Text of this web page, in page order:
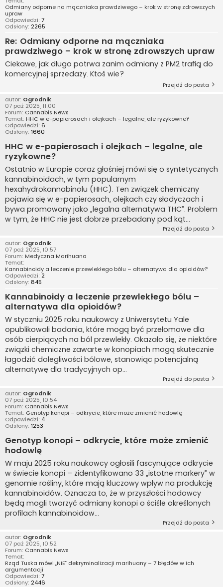
Odmiany odporne na mączniaka prawdziwego – krok w stronę zdrowszych
upraw
Odpowiedzi: 7
Odsłony: 2265
Re: Odmiany odporne na mączniaka
prawdziwego – krok w stronę zdrowszych upraw
Ciekawe, jak długo potrwa zanim odmiany z PM2 trafią do
komercyjnej sprzedaży. Ktoś wie?
Przejdź do posta
autor: Ogrodnik
07 paź 2025, 11:00
Forum: Cannabis News
Temat: HHC w e-papierosach i olejkach – legalne, ale ryzykowne?
Odpowiedzi: 6
Odsłony: 1660
HHC w e-papierosach i olejkach – legalne, ale
ryzykowne?
Ostatnio w Europie coraz głośniej mówi się o syntetycznych
kannabinoidach, w tym popularnym
hexahydrokannabinolu (HHC). Ten związek chemiczny
pojawia się w e-papierosach, olejkach czy słodyczach i
bywa promowany jako „legalna alternatywa THC”. Problem
w tym, że HHC nie jest dobrze przebadany pod kąt...
Przejdź do posta
autor: Ogrodnik
07 paź 2025, 10:57
Forum: Medyczna Marihuana
Temat:
Kannabinoidy a leczenie przewlekłego bólu – alternatywa dla opioidów?
Odpowiedzi: 2
Odsłony: 845
Kannabinoidy a leczenie przewlekłego bólu –
alternatywa dla opioidów?
W styczniu 2025 roku naukowcy z Uniwersytetu Yale
opublikowali badania, które mogą być przełomowe dla
osób cierpiących na ból przewlekły. Okazało się, że niektóre
związki chemiczne zawarte w konopiach mogą skutecznie
łagodzić dolegliwości bólowe, stanowiąc potencjalną
alternatywę dla tradycyjnych op...
Przejdź do posta
autor: Ogrodnik
07 paź 2025, 10:54
Forum: Cannabis News
Temat: Genotyp konopi – odkrycie, które może zmienić hodowlę
Odpowiedzi: 4
Odsłony: 1253
Genotyp konopi – odkrycie, które może zmienić
hodowlę
W maju 2025 roku naukowcy ogłosili fascynujące odkrycie
w świecie konopi – zidentyfikowano 33 „istotne markery” w
genomie rośliny, które mają kluczowy wpływ na produkcję
kannabinoidów. Oznacza to, że w przyszłości hodowcy
będą mogli tworzyć odmiany konopi o ściśle określonych
profilach kannabinoidow...
Przejdź do posta
autor: Ogrodnik
07 paź 2025, 10:52
Forum: Cannabis News
Temat:
Rząd Tuska mówi „NIE” dekryminalizacji marihuany – 7 błędów w ich
argumentacji
Odpowiedzi:7
Odsłony: 2446